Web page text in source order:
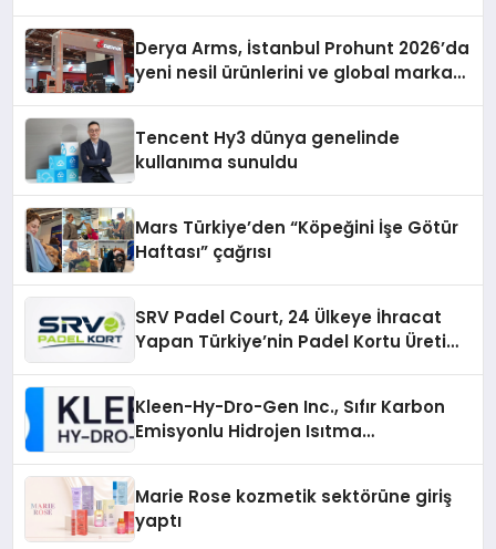
Derya Arms, İstanbul Prohunt 2026’da
yeni nesil ürünlerini ve global marka
Tencent Hy3 dünya genelinde
kullanıma sunuldu
Mars Türkiye’den “Köpeğini İşe Götür
Haftası” çağrısı
SRV Padel Court, 24 Ülkeye İhracat
Yapan Türkiye’nin Padel Kortu Üretim
Kleen-Hy-Dro-Gen Inc., Sıfır Karbon
Emisyonlu Hidrojen Isıtma
Marie Rose kozmetik sektörüne giriş
yaptı